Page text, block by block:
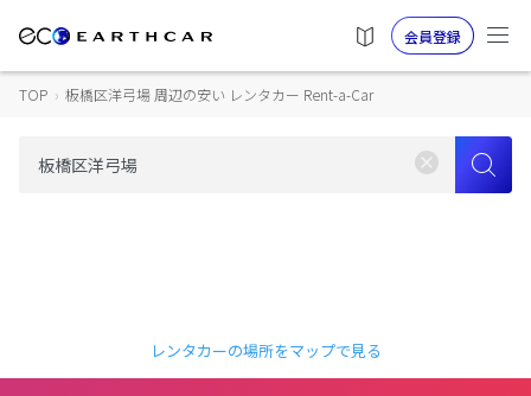
会員登録
TOP › 板橋区洋弓場 周辺の安い レンタカー Rent-a-Car
レンタカーの場所をマップで見る